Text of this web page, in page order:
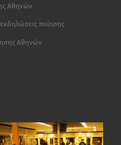
Αθηνών
ποίησης
Αθηνών